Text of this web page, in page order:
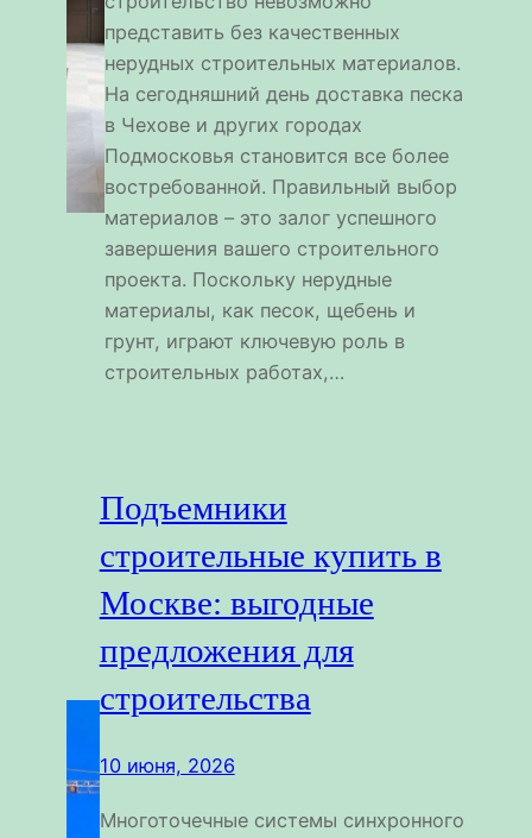
представить без качественных
нерудных строительных материалов.
На сегодняшний день доставка песка
в Чехове и других городах
Подмосковья становится все более
востребованной. Правильный выбор
материалов – это залог успешного
завершения вашего строительного
проекта. Поскольку нерудные
материалы, как песок, щебень и
грунт, играют ключевую роль в
строительных работах,…
Подъемники
строительные купить в
Москве: выгодные
предложения для
строительства
10 июня, 2026
Многоточечные системы синхронного